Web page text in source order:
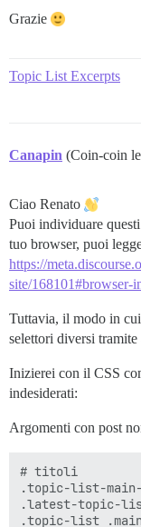
Grazie
Topic List Excerpts
Canapin (Coin-coin
Ciao Renato
Puoi individuare
tuo browser, puoi
https://
site/168101#browser-
Tuttavia, il modo in
selettori diversi
Inizierei con il CSS
indesiderati:
Argomenti con post
# titoli
.topic-list-
.latest-topic-
.topic-list